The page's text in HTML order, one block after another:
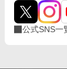
法』
あり
なり
公式SNS一